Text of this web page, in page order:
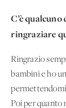
C’è
ringraziare
Ringrazio
bambini e ho
Poi per quanto